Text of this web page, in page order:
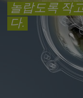
놀랍도록 작
다.